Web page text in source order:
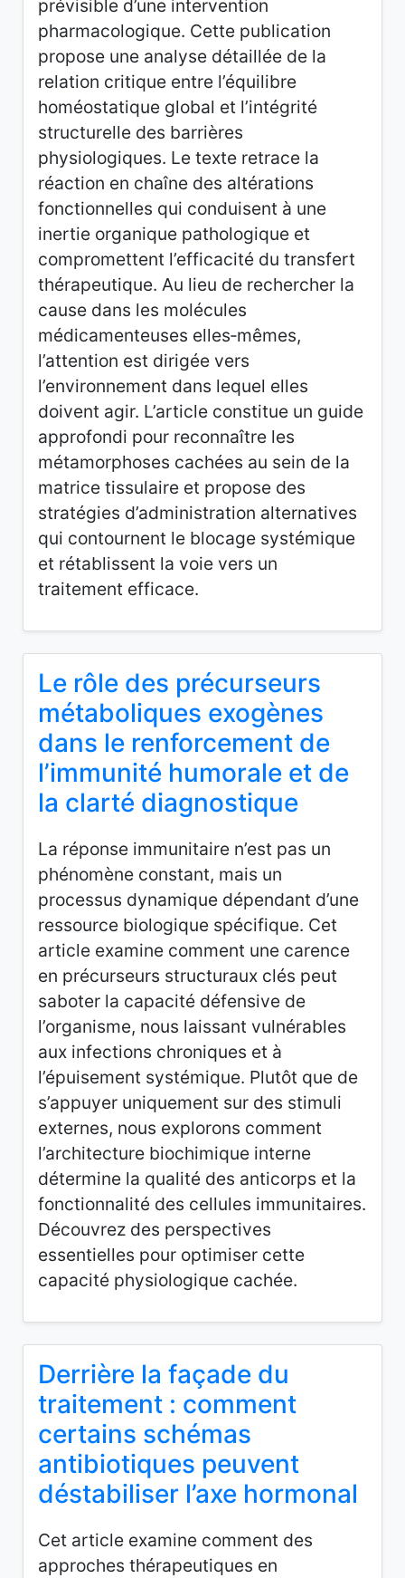
prévisible d’une intervention
pharmacologique. Cette publication
propose une analyse détaillée de la
relation critique entre l’équilibre
homéostatique global et l’intégrité
structurelle des barrières
physiologiques. Le texte retrace la
réaction en chaîne des altérations
fonctionnelles qui conduisent à une
inertie organique pathologique et
compromettent l’efficacité du transfert
thérapeutique. Au lieu de rechercher la
cause dans les molécules
médicamenteuses elles‑mêmes,
l’attention est dirigée vers
l’environnement dans lequel elles
doivent agir. L’article constitue un guide
approfondi pour reconnaître les
métamorphoses cachées au sein de la
matrice tissulaire et propose des
stratégies d’administration alternatives
qui contournent le blocage systémique
et rétablissent la voie vers un
traitement efficace.
Le rôle des précurseurs
métaboliques exogènes
dans le renforcement de
l’immunité humorale et de
la clarté diagnostique
La réponse immunitaire n’est pas un
phénomène constant, mais un
processus dynamique dépendant d’une
ressource biologique spécifique. Cet
article examine comment une carence
en précurseurs structuraux clés peut
saboter la capacité défensive de
l’organisme, nous laissant vulnérables
aux infections chroniques et à
l’épuisement systémique. Plutôt que de
s’appuyer uniquement sur des stimuli
externes, nous explorons comment
l’architecture biochimique interne
détermine la qualité des anticorps et la
fonctionnalité des cellules immunitaires.
Découvrez des perspectives
essentielles pour optimiser cette
capacité physiologique cachée.
Derrière la façade du
traitement : comment
certains schémas
antibiotiques peuvent
déstabiliser l’axe hormonal
Cet article examine comment des
approches thérapeutiques en